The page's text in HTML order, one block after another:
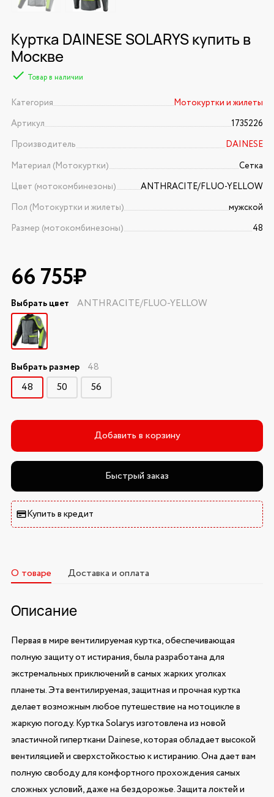
Куртка DAINESE SOLARYS купить в
Москве
Товар в наличии
Категория
Мотокуртки и жилеты
Артикул
1735226
Производитель
DAINESE
Материал (Мотокуртки)
Сетка
Цвет (мотокомбинезоны)
ANTHRACITE/FLUO-YELLOW
Пол (Мотокуртки и жилеты)
мужской
Размер (мотокомбинезоны)
48
66 755₽
Выбрать цвет ANTHRACITE/FLUO-YELLOW
Выбрать размер 48
48 50 56
Добавить в корзину
Быстрый заказ
Купить в кредит
О товаре Доставка и оплата
Описание
Первая в мире вентилируемая куртка, обеспечивающая
полную защиту от истирания, была разработана для
экстремальных приключений в самых жарких уголках
планеты. Эта вентилируемая, защитная и прочная куртка
делает возможным любое путешествие на мотоцикле в
жаркую погоду. Куртка Solarys изготовлена из новой
эластичной гиперткани Dainese, которая обладает высокой
вентиляцией и сверхстойкостью к истиранию. Она дает вам
полную свободу для комфортного прохождения самых
сложных условий, даже на бездорожье. Защита локтей и